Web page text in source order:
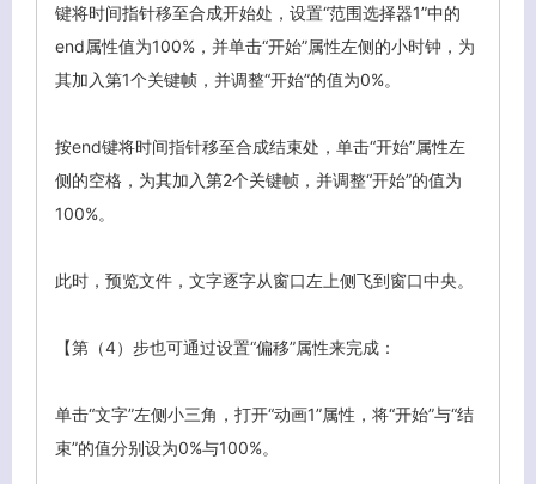
键将时间指针移至合成开始处，设置“范围选择器1”中的
end属性值为100%，并单击“开始”属性左侧的小时钟，为
其加入第1个关键帧，并调整“开始”的值为0%。
按end键将时间指针移至合成结束处，单击“开始”属性左
侧的空格，为其加入第2个关键帧，并调整“开始”的值为
100%。
此时，预览文件，文字逐字从窗口左上侧飞到窗口中央。
【第（4）步也可通过设置“偏移”属性来完成：
单击“文字”左侧小三角，打开“动画1”属性，将“开始”与“结
束”的值分别设为0%与100%。